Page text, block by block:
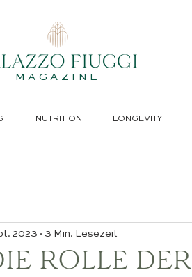
MAGAZINE
NUTRITION LONGEVITY
ROLLE DER
2023 3 Min. Lesezeit